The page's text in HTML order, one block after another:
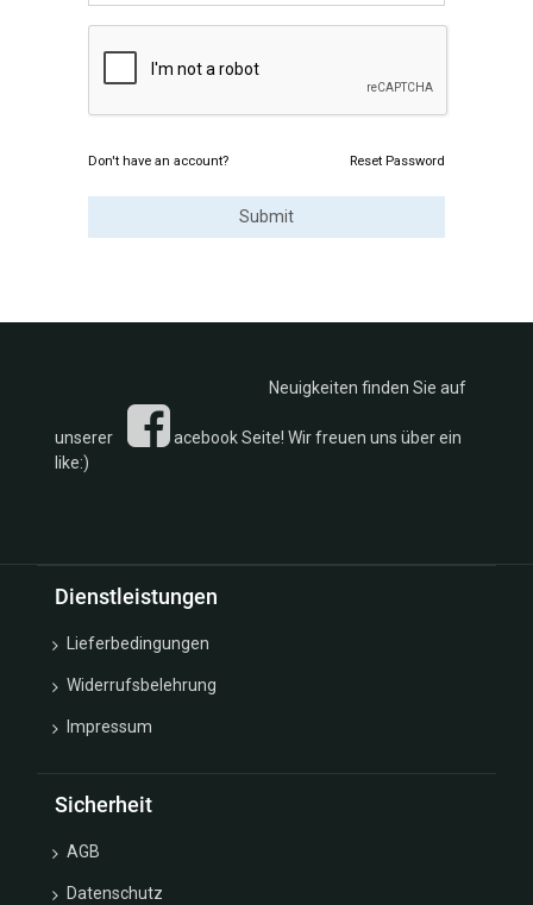
Don't have an account? Reset Password
Submit
Neuigkeiten finden Sie auf
unserer
acebook Seite! Wir freuen uns über ein
like:)
Dienstleistungen
Lieferbedingungen
Widerrufsbelehrung
Impressum
Sicherheit
AGB
Datenschutz